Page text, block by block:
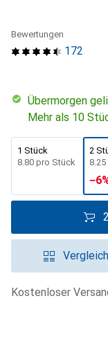
172
Bewertungen
übermorgen
Mehr als 10
1 Stück
CHF
8.80 pro Stück
2
CHF
8.25
−6
Kostenloser